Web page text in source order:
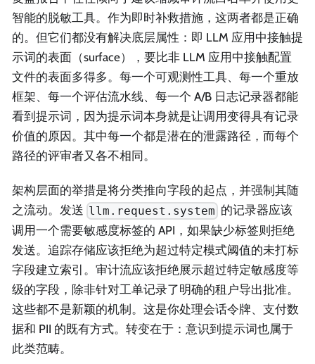
智能的脱敏工具。作为即时补救措施，这两者都是正确
的。但它们都没有解决底层属性：即 LLM 应用中接触提
示词的表面（surface），要比非 LLM 应用中接触配置
文件的表面多得多。每一个可观测性工具、每一个重放
框架、每一个评估流水线、每一个 A/B 日志记录器都能
看到提示词，因为提示词本身就是让调用变得具有记录
价值的原因。其中每一个都是潜在的泄露路径，而每个
路径的评审者又各不相同。
架构层面的举措是将分类推向字段的起点，并强制其随
之流动。发送 llm.request.system 的记录器应该
调用一个需要敏感度标签的 API，如果缺少标签则拒绝
发送。追踪存储应该拒绝为超过特定模式阈值的未打标
字段建立索引。审计流应该拒绝展示超过特定敏感度等
级的字段，除非针对工单记录了明确的租户导出批准。
这些都不是新颖的机制。这是你处理会话令牌、支付数
据和 PII 的既有方式。转变在于：意识到提示词也属于
此类范畴。